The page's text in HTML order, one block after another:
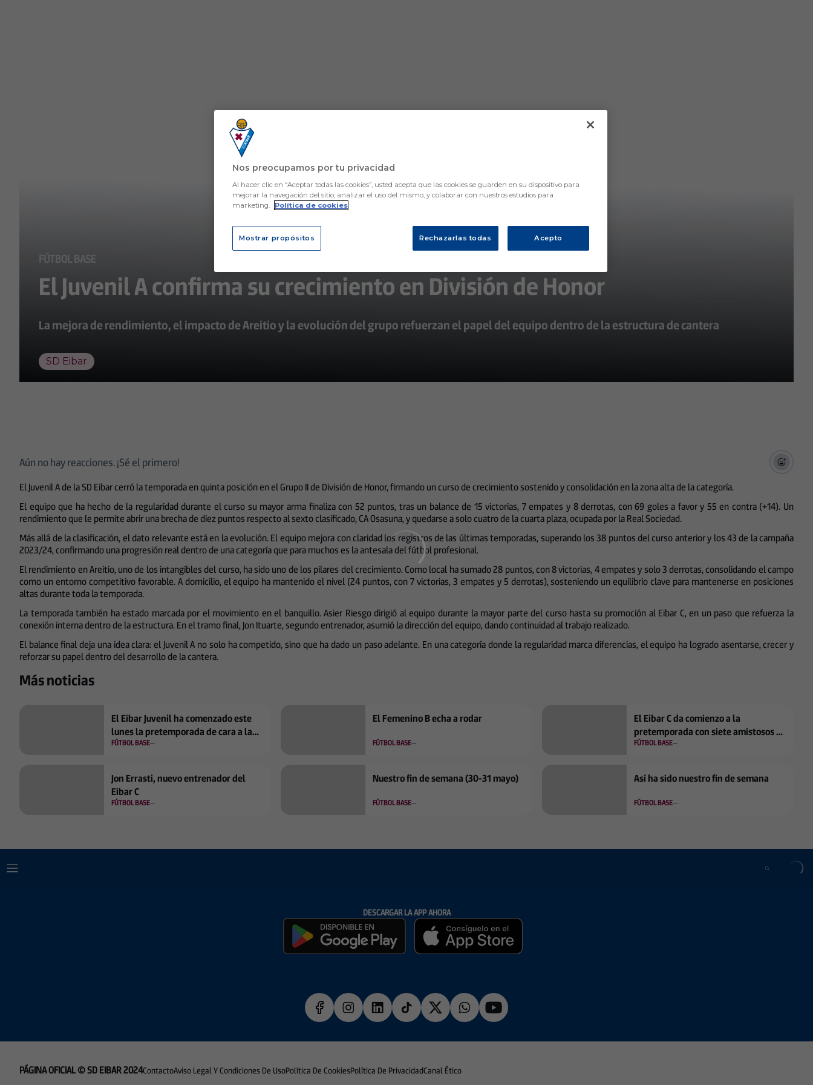
FÚTBOL BASE
El Juvenil A confirma su crecimiento en División de Honor
La mejora de rendimiento, el impacto de Areitio y la evolución del grupo refuerzan el papel del equipo dentro de la estructura de cantera
SD Eibar
Aún no hay reacciones. ¡Sé el primero!
El Juvenil A de la SD Eibar cerró la temporada en quinta posición en el Grupo II de División de Honor, firmando un curso de crecimiento sostenido y consolidación en la zona alta de la categoría.
El equipo que ha hecho de la regularidad durante el curso su mayor arma finaliza con 52 puntos, tras un balance de 15 victorias, 7 empates y 8 derrotas, con 69 goles a favor y 55 en contra (+14). Un
rendimiento que le permite abrir una brecha de diez puntos respecto al sexto clasificado, CA Osasuna, y quedarse a solo cuatro de la cuarta plaza, ocupada por la Real Sociedad.
Más allá de la clasificación, el dato relevante está en la evolución. El equipo mejora con claridad los registros de las últimas temporadas, superando los 38 puntos del curso anterior y los 43 de la campaña
2023/24, confirmando una progresión real dentro de una categoría que para muchos es la antesala del fútbol profesional.
El rendimiento en Areitio, uno de los intangibles del curso, ha sido uno de los pilares del crecimiento. Como local ha sumado 28 puntos, con 8 victorias, 4 empates y solo 3 derrotas, consolidando el campo
como un entorno competitivo favorable. A domicilio, el equipo ha mantenido el nivel (24 puntos, con 7 victorias, 3 empates y 5 derrotas), sosteniendo un equilibrio clave para mantenerse en posiciones
altas durante toda la temporada.
La temporada también ha estado marcada por el movimiento en el banquillo. Asier Riesgo dirigió al equipo durante la mayor parte del curso hasta su promoción al Eibar C, en un paso que refuerza la
conexión interna dentro de la estructura. En el tramo final, Jon Ituarte, segundo entrenador, asumió la dirección del equipo, dando continuidad al trabajo realizado.
El balance final deja una idea clara: el Juvenil A no solo ha competido, sino que ha dado un paso adelante. En una categoría donde la regularidad marca diferencias, el equipo ha logrado asentarse, crecer y
reforzar su papel dentro del desarrollo de la cantera.
Más noticias
El Eibar Juvenil ha comenzado este
lunes la pretemporada de cara a la
nueva temporada en División de
FÚTBOL BASE
El Femenino B echa a rodar
FÚTBOL BASE
El Eibar C da comienzo a la
pretemporada con siete amistosos en
el horizonte
FÚTBOL BASE
Jon Errasti, nuevo entrenador del
Eibar C
FÚTBOL BASE
Nuestro fin de semana (30-31 mayo)
FÚTBOL BASE
Así ha sido nuestro fin de semana
FÚTBOL BASE
DESCARGAR LA APP AHORA
ContactoAviso Legal Y Condiciones De UsoPolítica De CookiesPolítica De PrivacidadCanal Ético
PÁGINA OFICIAL © SD EIBAR 2024
Nos preocupamos por tu privacidad
Al hacer clic en “Aceptar todas las cookies”, usted acepta que las cookies se guarden en su dispositivo para
mejorar la navegación del sitio, analizar el uso del mismo, y colaborar con nuestros estudios para
marketing.
Política de cookies
Mostrar propósitos Rechazarlas todas Acepto